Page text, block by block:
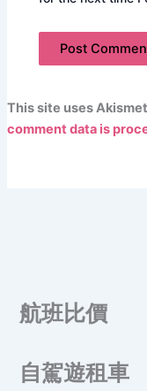
This site uses
comment data is
航班比價
自駕遊租車